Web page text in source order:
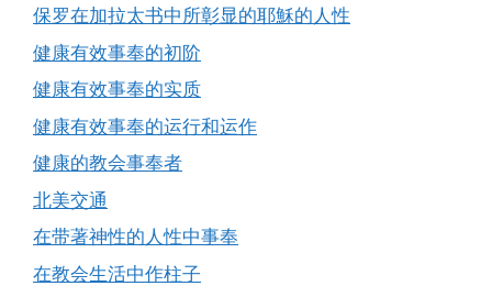
保罗在加拉太书中所彰显的耶穌的人性
健康有效事奉的初阶
健康有效事奉的实质
健康有效事奉的运行和运作
健康的教会事奉者
北美交通
在带著神性的人性中事奉
在教会生活中作柱子